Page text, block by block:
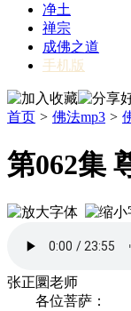
净土
禅宗
成佛之道
手机版
首页 > 佛法mp3 >
第062集
张正圜老师
各位菩萨：